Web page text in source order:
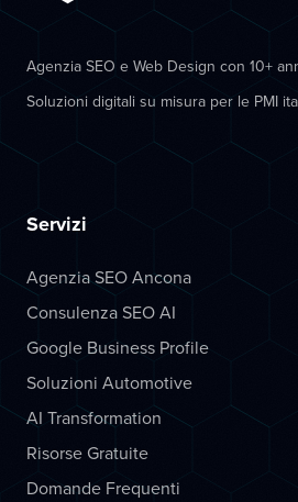
Agenzia SEO e Web Design con 10+
Soluzioni digitali su misura per le PMI
Servizi
Agenzia SEO Ancona
Consulenza SEO AI
Google Business Profile
Soluzioni Automotive
AI Transformation
Risorse Gratuite
Domande Frequenti